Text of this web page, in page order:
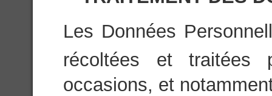
Les Données
récoltées et traitées
occasions, et